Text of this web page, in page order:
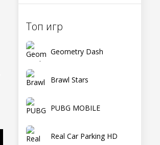
Топ игр
Geometry Dash
Brawl Stars
PUBG MOBILE
Real Car Parking HD